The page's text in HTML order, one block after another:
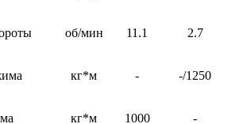
об/мин 11.1 2.7
кг*м - -/1250
кг*м 1000 -